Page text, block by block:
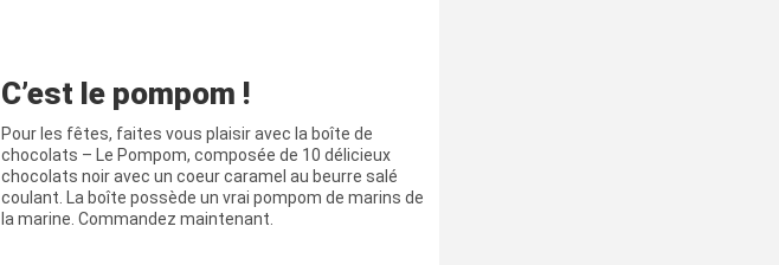
C’est le pompom !
Pour les fêtes, faites vous plaisir avec la boîte de
chocolats – Le Pompom, composée de 10 délicieux
chocolats noir avec un coeur caramel au beurre salé
coulant. La boîte possède un vrai pompom de marins de
la marine. Commandez maintenant.